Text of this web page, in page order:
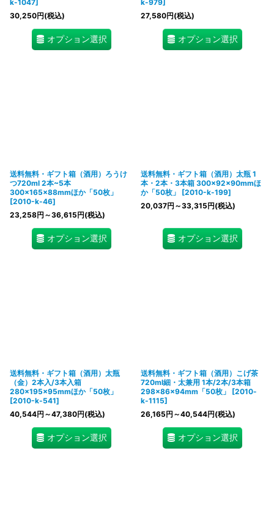
k-1047]
30,250円(税込)
オプション選択
k-979]
27,580円(税込)
オプション選択
送料無料・ギフト箱（酒用）ろうけ
つ720ml 2本~5本
300×165×88mmほか「50枚」
[2010-k-46]
23,258円 ～36,615円(税込)
オプション選択
送料無料・ギフト箱（酒用）太瓶 1
本・2本・3本箱 300×92×90mmほ
か「50枚」
[2010-k-199]
20,037円 ～33,315円(税込)
オプション選択
送料無料・ギフト箱（酒用）太瓶
（金）2本入/3本入箱
280×195×95mmほか「50枚」
[2010-k-541]
40,544円 ～47,380円(税込)
オプション選択
送料無料・ギフト箱（酒用）こげ茶
720ml細・太兼用 1本/2本/3本箱
298×86×94mm「50枚」
[2010-
k-1115]
26,165円 ～40,544円(税込)
オプション選択